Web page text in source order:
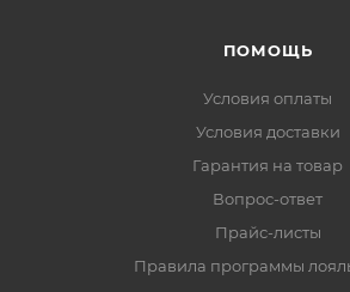
ПОМОЩЬ
Условия оплаты
Условия доставки
Гарантия на товар
Вопрос-ответ
Прайс-листы
Правила программы